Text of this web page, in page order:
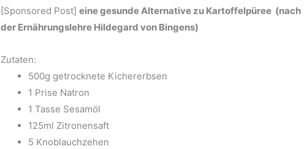
[Sponsored Post]eine gesunde Alternative zu Kartoffelpüree (nach
der Ernährungslehre Hildegard von Bingens)
Zutaten:
500g getrocknete Kichererbsen
1 Prise Natron
1 Tasse Sesamöl
125ml Zitronensaft
5 Knoblauchzehen